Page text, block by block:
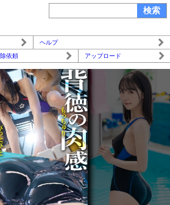
ヘルプ
依頼 アップロード